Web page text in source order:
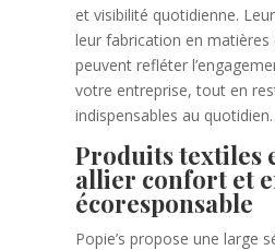
et visibilité quotidienne.
leur fabrication en matières
peuvent refléter
votre entreprise, tout en
indispensables au quotidien.
Produits textiles
allier confort et
écoresponsable
Popie’s propose une large